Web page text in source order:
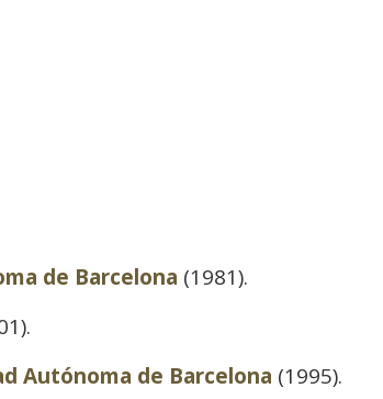
de Barcelona (1981).
Autónoma de Barcelona (1995).